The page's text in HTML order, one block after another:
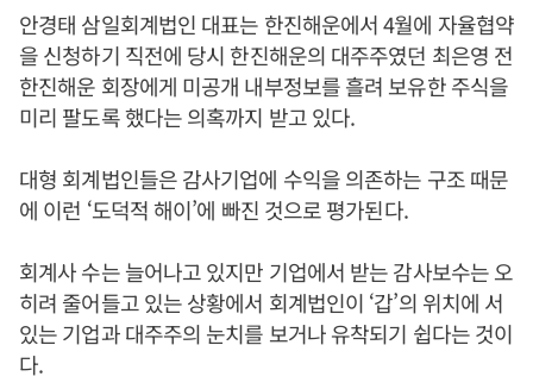
안경태 삼일회계법인 대표는 한진해운에서 4월에 자율협약
을 신청하기 직전에 당시 한진해운의 대주주였던 최은영 전
한진해운 회장에게 미공개 내부정보를 흘려 보유한 주식을
미리 팔도록 했다는 의혹까지 받고 있다.
대형 회계법인들은 감사기업에 수익을 의존하는 구조 때문
에 이런 ‘도덕적 해이’에 빠진 것으로 평가된다.
회계사 수는 늘어나고 있지만 기업에서 받는 감사보수는 오
히려 줄어들고 있는 상황에서 회계법인이 ‘갑’의 위치에 서
있는 기업과 대주주의 눈치를 보거나 유착되기 쉽다는 것이
다.